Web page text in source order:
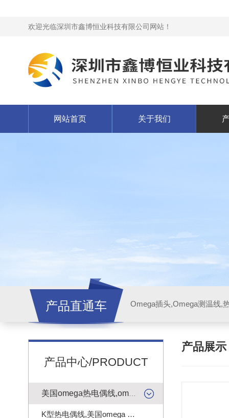
欢迎光临深圳市鑫博恒业科技有限公司网站！
网站首页 关于我们
产品直通车
产品中心/PRODUCT
K型热电偶线,美国omega K型热电偶线
产品展示